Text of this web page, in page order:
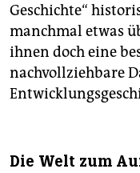
Geschichte“
manchmal etwas
ihnen doch eine
nachvollziehbare
Die Welt zum